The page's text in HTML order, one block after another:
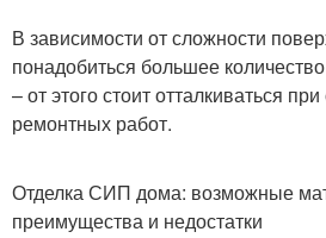
В зависимости от сложности
понадобиться большее
– от этого стоит отталкиваться
ремонтных работ.
Отделка СИП дома: возможные
преимущества и недостатки